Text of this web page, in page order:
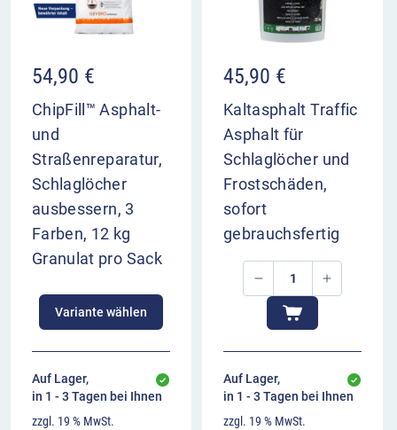
54,90 €
ChipFill™ Asphalt-
und
Straßenreparatur,
Schlaglöcher
ausbessern, 3
Farben, 12 kg
Granulat pro Sack
Variante wählen
Auf Lager,
in 1 - 3 Tagen bei Ihnen
zzgl. 19 % MwSt.
45,90 €
Kaltasphalt Traffic
Asphalt für
Schlaglöcher und
Frostschäden,
sofort
gebrauchsfertig
Auf Lager,
in 1 - 3 Tagen bei Ihnen
zzgl. 19 % MwSt.